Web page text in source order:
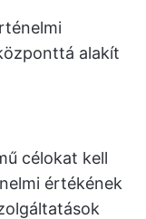
alakít
célokat kell
értékének